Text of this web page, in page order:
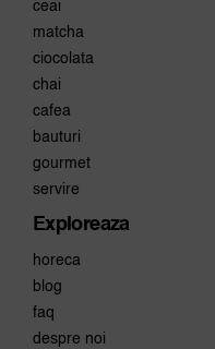
ceai
matcha
ciocolata
chai
cafea
bauturi
gourmet
servire
Exploreaza
horeca
blog
faq
despre noi